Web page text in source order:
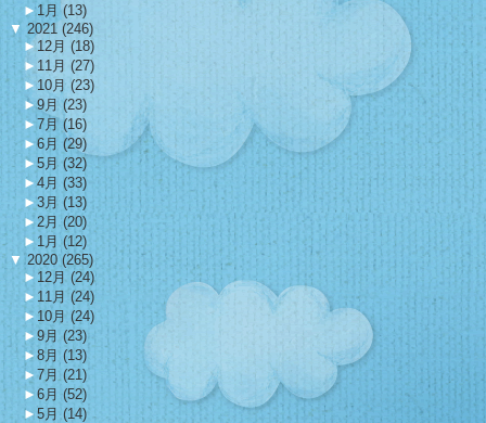
► 1月 (13)
▼ 2021 (246)
► 12月 (18)
► 11月 (27)
► 10月 (23)
►9月 (23)
► 7月 (16)
► 6月 (29)
► 5月 (32)
► 4月 (33)
► 3月 (13)
► 2月 (20)
► 1月 (12)
▼ 2020 (265)
► 12月 (24)
► 11月 (24)
► 10月 (24)
► 9月 (23)
► 8月 (13)
► 7月 (21)
► 6月 (52)
► 5月 (14)